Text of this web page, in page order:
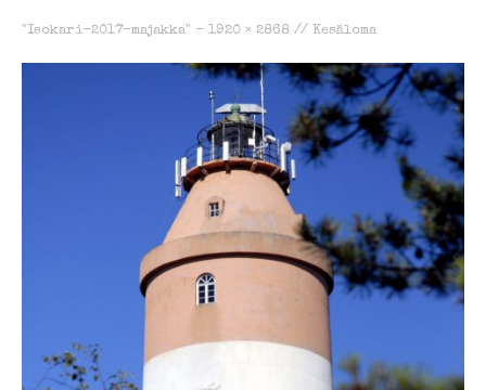
"Isokari-2017-majakka" - 1920 × 2868 // Kesäloma